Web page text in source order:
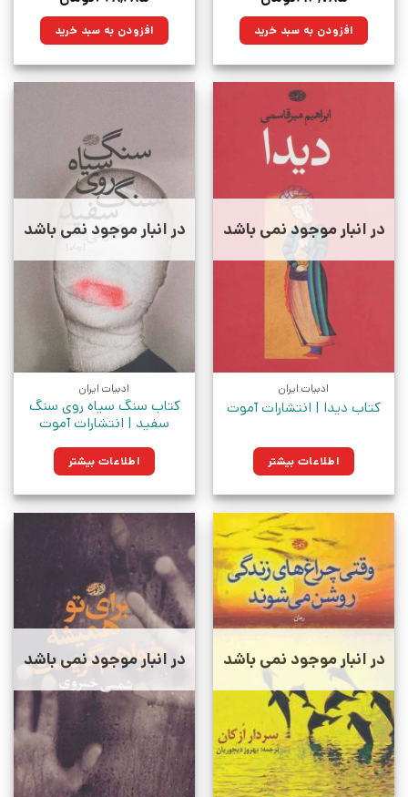
۲۹۹,۰۰۰تومان
بود.
۲۱۳,۷۸۵تومان.افزودن به سبد خرید ۵۹۹,۰۰۰تومان
بود.
۴۲۸,۲۸۵تومان.افزودن به سبد خرید
در انبار موجود نمی باشد
ادبیات ایران
کتاب دیدا | انتشارات آموت
اطلاعات بیشتر
در انبار موجود نمی باشد
ادبیات ایران
کتاب سنگ سیاه روی سنگ
سفید | انتشارات آموت
اطلاعات بیشتر
در انبار موجود نمی باشد در انبار موجود نمی باشد